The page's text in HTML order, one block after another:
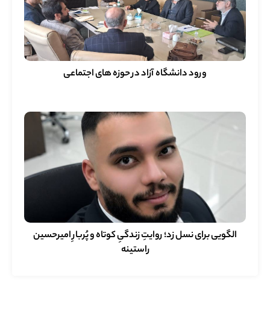
ورود دانشگاه آزاد در حوزه های اجتماعی
الگویی برای نسل زد؛ روایتِ زندگیِ کوتاه و پُربارِ امیرحسین
راستینه